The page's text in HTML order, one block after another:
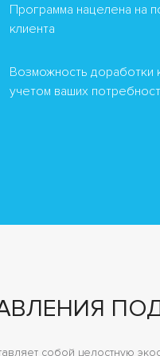
Программа нацелена на
клиента
Возможность доработки
учетом ваших
собой целостную